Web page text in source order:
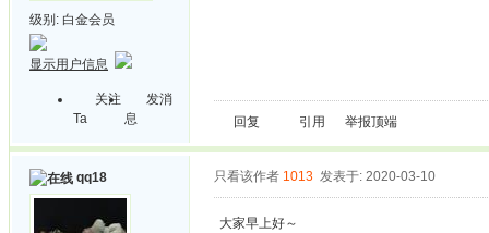
级别: 白金会员
显示用户信息
关注
Ta
发消
息
回复 引用 举报顶端
qq18 只看该作者 1013 发表于: 2020-03-10
大家早上好～